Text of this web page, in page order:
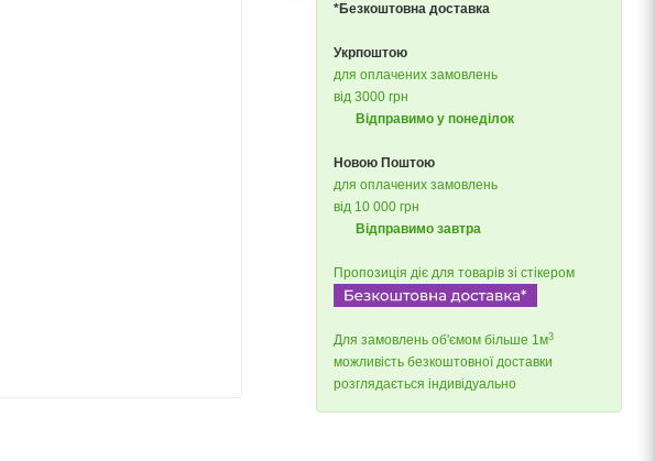
*Безкоштовна доставка
Укрпоштою
для оплачених замовлень
від 3000 грн
Відправимо у понеділок
Новою Поштою
для оплачених замовлень
від 10 000 грн
Відправимо завтра
Пропозиція діє для товарів зі стікером
Для замовлень об'ємом більше 1м3
можливість безкоштовної доставки
розглядається індивідуально